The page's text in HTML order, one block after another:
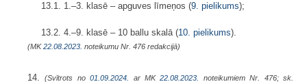
13.1. 1.–3. klasē – apguves līmeņos (9. pielikums);
13.2. 4.–9. klasē – 10 ballu skalā (10. pielikums).
(MK22.08.2023. noteikumu Nr. 476 redakcijā)
14.(Svītrots no01.09.2024. ar MK22.08.2023.
noteikumiem Nr. 476; sk.